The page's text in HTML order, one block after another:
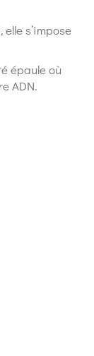
s’impose
épaule où
ADN.